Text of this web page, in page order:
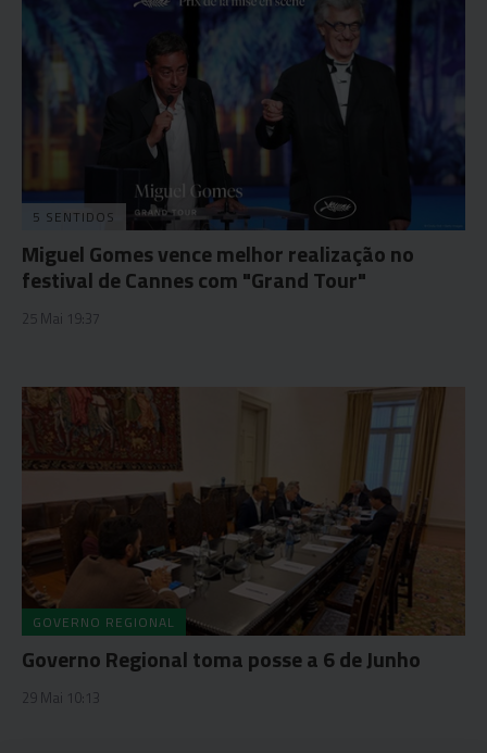
5 SENTIDOS
Miguel Gomes vence melhor realização no
festival de Cannes com "Grand Tour"
25 Mai 19:37
GOVERNO REGIONAL
Governo Regional toma posse a 6 de Junho
29 Mai 10:13